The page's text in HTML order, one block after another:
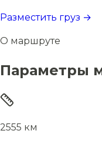
Разместить груз →
О маршруте
Параметры
2555 км